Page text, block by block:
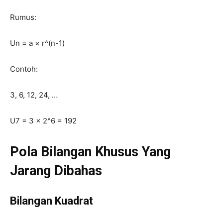
Rumus:
Un = a × r^(n-1)
Contoh:
3, 6, 12, 24, …
U7 = 3 × 2^6 = 192
Pola Bilangan Khusus Yang
Jarang Dibahas
Bilangan Kuadrat